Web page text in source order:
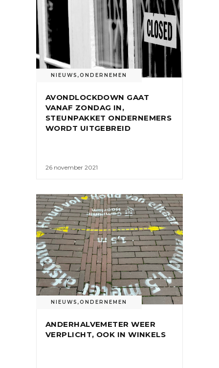
NIEUWS ,ONDERNEMEN
AVONDLOCKDOWN GAAT
VANAF ZONDAG IN,
STEUNPAKKET ONDERNEMERS
WORDT UITGEBREID
26 november 2021
NIEUWS ,ONDERNEMEN
ANDERHALVEMETER WEER
VERPLICHT, OOK IN WINKELS